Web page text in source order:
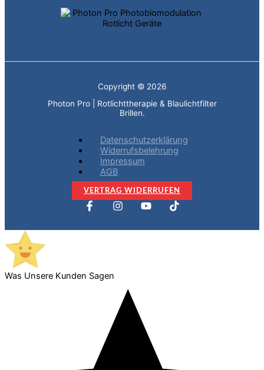
Copyright © 2026
Photon Pro | Rotlichttherapie & Blaulichtfilter
Brillen.
Datenschutzerklärung
Widerrufsbelehrung
Impressum
AGB
VERTRAG WIDERRUFEN
Was Unsere Kunden Sagen